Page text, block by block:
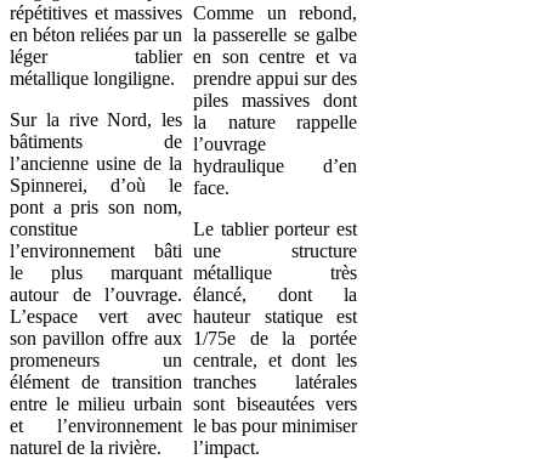
répétitives et massives
en béton reliées par un
léger tablier
métallique longiligne.
Sur la rive Nord, les
bâtiments de
l’ancienne usine de la
Spinnerei, d’où le
pont a pris son nom,
constitue
l’environnement bâti
le plus marquant
autour de l’ouvrage.
L’espace vert avec
son pavillon offre aux
promeneurs un
élément de transition
entre le milieu urbain
et l’environnement
naturel de la rivière.
Comme un rebond,
la passerelle se galbe
en son centre et va
prendre appui sur des
piles massives dont
la nature rappelle
l’ouvrage
hydraulique d’en
face.
Le tablier porteur est
une structure
métallique très
élancé, dont la
hauteur statique est
1/75e de la portée
centrale, et dont les
tranches latérales
sont biseautées vers
le bas pour minimiser
l’impact.